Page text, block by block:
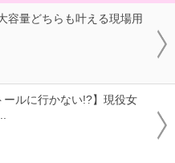
容量どちらも叶える現場用
ルに行かない!?】現役女